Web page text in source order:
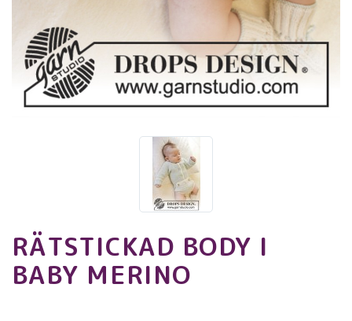
RÄTSTICKAD BODY I
BABY MERINO